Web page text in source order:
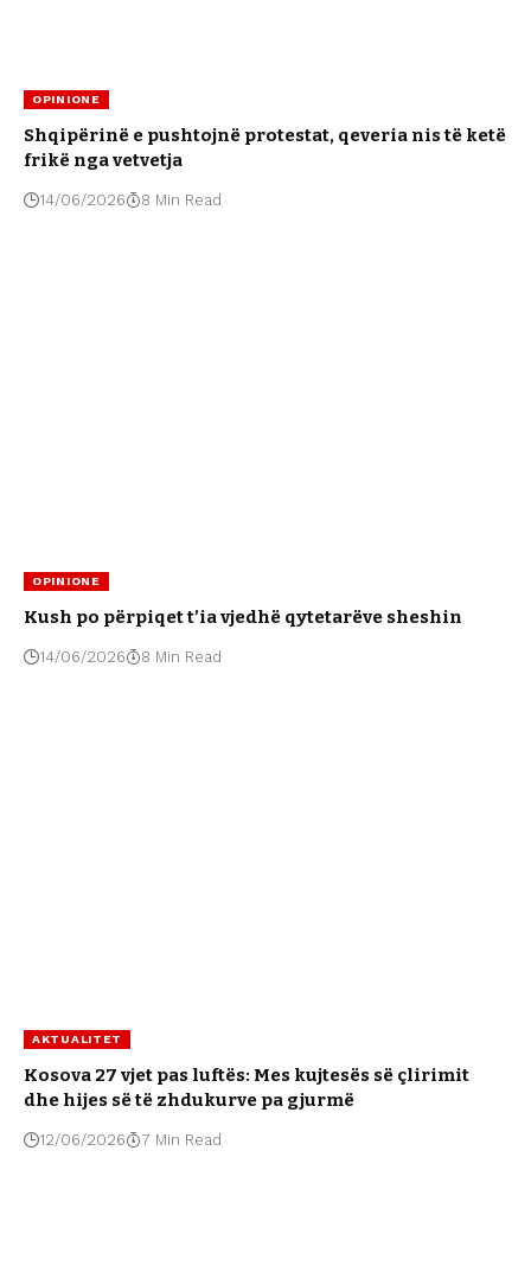
OPINIONE
Shqipërinë e pushtojnë protestat, qeveria nis të ketë
frikë nga vetvetja
14/06/2026 8 Min Read
OPINIONE
Kush po përpiqet t’ia vjedhë qytetarëve sheshin
14/06/2026 8 Min Read
AKTUALITET
Kosova 27 vjet pas luftës: Mes kujtesës së çlirimit
dhe hijes së të zhdukurve pa gjurmë
12/06/2026 7 Min Read